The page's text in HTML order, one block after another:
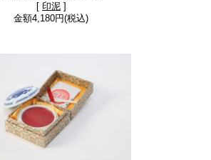
印泥]
金額4,180円(税込)